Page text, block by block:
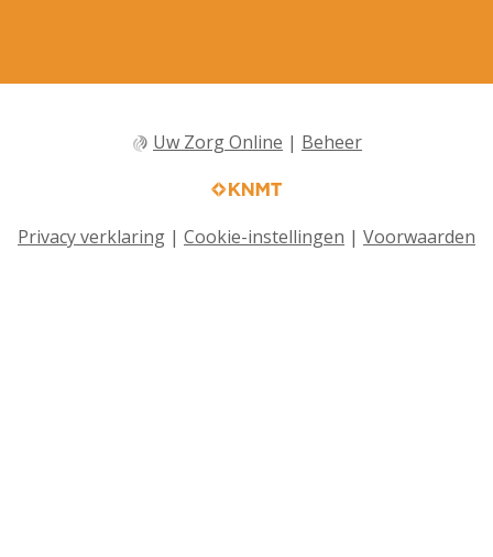
Uw Zorg Online | Beheer
Privacy verklaring | Cookie-instellingen | Voorwaarden